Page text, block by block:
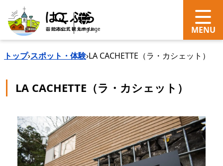
search Language
トップ›スポット・体験›LA CACHETTE（ラ・カシェット）
LA CACHETTE（ラ・カシェット）